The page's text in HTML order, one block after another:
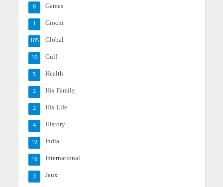
Games
8
Giochi
1
Global
105
Gulf
10
Health
5
His Family
2
His Life
2
History
4
India
19
International
16
Jeux
3